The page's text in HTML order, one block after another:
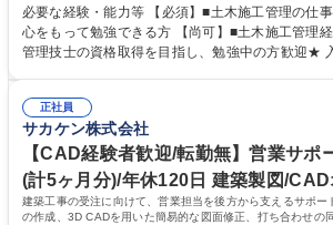
任せします。現場は主に県内で出張はほぼありません。 ★【地域
と挑戦】地元のインフラを支える誇りをもてる仕
おける施工管理、施工計画書及び施工管理書類の
当。一人に負担が集中しない環境です。 ■【環境】
入。現場への直行直帰も可能です。 募集職種 未経験OK【土木施工管理】
創業100年の安定企業/年休120日/賞与年3回/教育
必要な経験・能力等 【必須】■土木施工管理の仕事に
心をもって勉強できる方 【尚可】■土木施工管理経験のあ
管理技士の資格取得を目指し、勉強中の方歓迎★
イベートのメリハリをつけて働けます。【社風】
ー」を掲げ、ICT活用や社内改革を推進中。【サポ
スタートするのでご安心ください◎ 学歴・資格 学歴：大学院 大学 高専 短
大 専修学校 高校 語学力： 資格：2級土木施工管理
通自動車 1級土木施工管理技士
正社員
サカケン株式会社
【CAD経験者歓迎/転勤無】営業サポ
(計5ヶ月分)/年休120日 建築製図/
建築工事の受注に向けて、営業担当を後方から支えるサポー
の作成、3D CADを用いた簡易的な図面修正、打ち合わせの